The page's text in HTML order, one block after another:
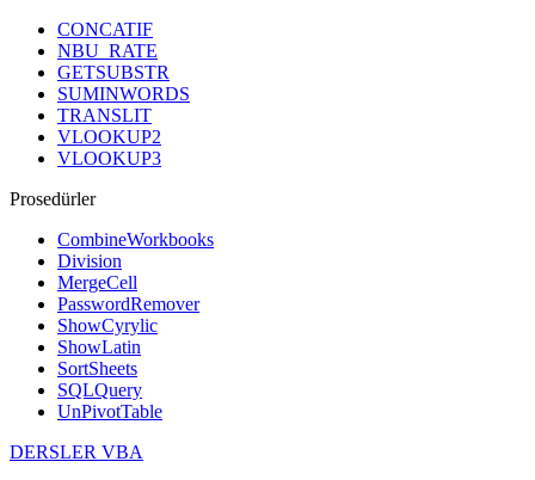
CONCATIF
NBU_RATE
GETSUBSTR
SUMINWORDS
TRANSLIT
VLOOKUP2
VLOOKUP3
Prosedürler
CombineWorkbooks
Division
MergeCell
PasswordRemover
ShowCyrylic
ShowLatin
SortSheets
SQLQuery
UnPivotTable
DERSLER VBA